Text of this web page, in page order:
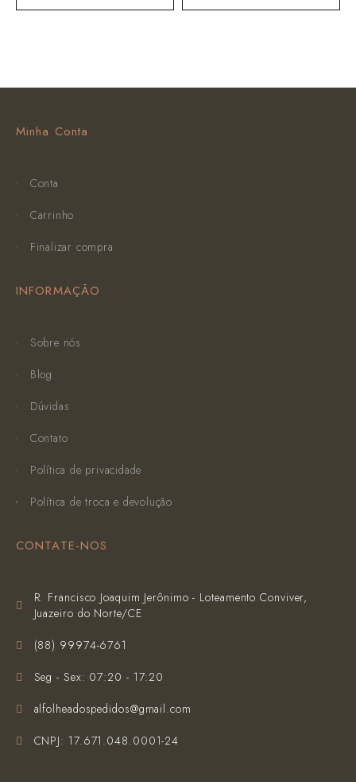
Minha Conta
Conta
Carrinho
Finalizar compra
INFORMAÇÃO
Sobre nós
Blog
Dúvidas
Contato
Política de privacidade
Política de troca e devolução
CONTATE-NOS
R. Francisco Joaquim Jerônimo - Loteamento Conviver,
Juazeiro do Norte/CE
(‪88) 99974-6761‬
Seg - Sex: 07:20 - 17:20
alfolheadospedidos@gmail.com
CNPJ: 17.671.048.0001-24